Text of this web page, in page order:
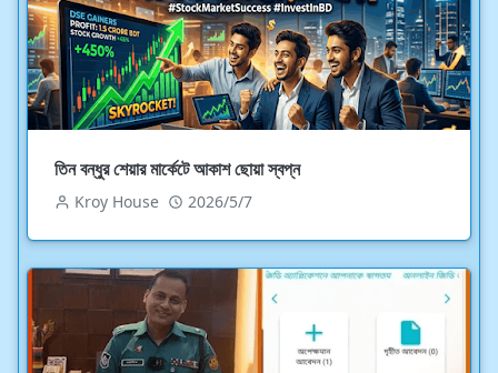
তিন বন্ধুর শেয়ার মার্কেটে আকাশ ছোয়া স্বপ্ন
Kroy House 2026/5/7